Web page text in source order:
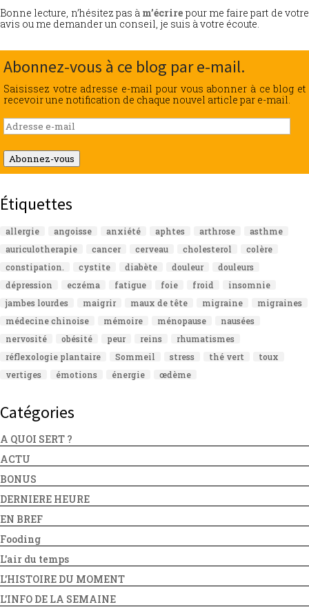
Bonne lecture, n’hésitez pas à m’écrire pour me faire part de votre
avis ou me demander un conseil, je suis à votre écoute.
Abonnez-vous à ce blog par e-mail.
Saisissez votre adresse e-mail pour vous abonner à ce blog et
recevoir une notification de chaque nouvel article par e-mail.
Adresse
e-
mail
Abonnez-vous
Étiquettes
allergie angoisse anxiété aphtes arthrose
asthme
auriculotherapie
cancer cerveau cholesterol
colère
constipation.
cystite diabète douleur
douleurs
dépression
eczéma fatigue foie froid
insomnie
jambes lourdes
maigrir maux de tête migraine
migraines
médecine chinoise
mémoire ménopause
nausées
nervosité
obésité peur reins
rhumatismes
réflexologie plantaire
Sommeil stress thé vert
toux
vertiges
émotions énergie œdème
Catégories
A QUOI SERT ?
ACTU
BONUS
DERNIERE HEURE
EN BREF
Fooding
L'air du temps
L'HISTOIRE DU MOMENT
L'INFO DE LA SEMAINE